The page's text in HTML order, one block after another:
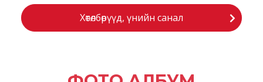
Хөтөлбөрүүд, үнийн санал